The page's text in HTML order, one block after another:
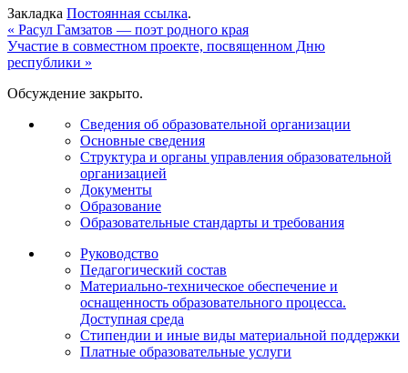
Закладка Постоянная ссылка.
« Расул Гамзатов — поэт родного края
Участие в совместном проекте, посвященном Дню
республики »
Обсуждение закрыто.
Сведения об образовательной организации
Основные сведения
Структура и органы управления образовательной
организацией
Документы
Образование
Образовательные стандарты и требования
Руководство
Педагогический состав
Материально-техническое обеспечение и
оснащенность образовательного процесса.
Доступная среда
Стипендии и иные виды материальной поддержки
Платные образовательные услуги